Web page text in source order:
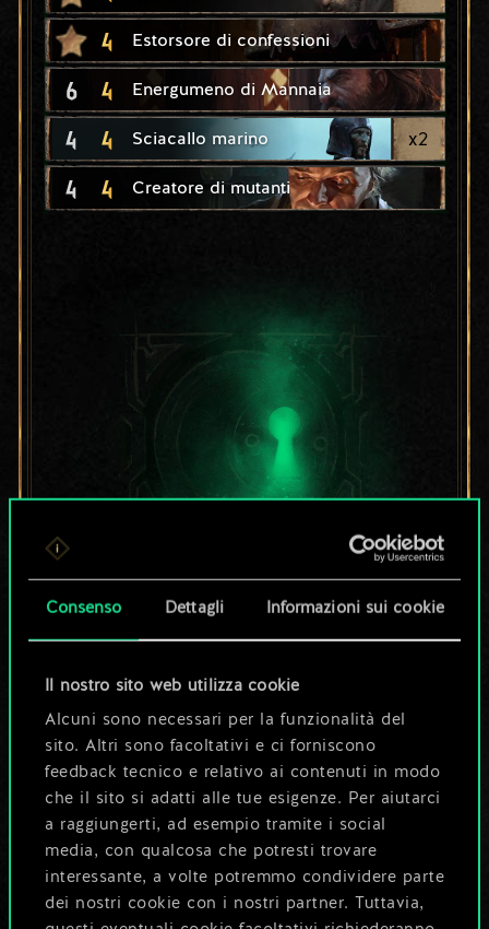
Consenso Dettagli Informazioni sui cookie
Il nostro sito web utilizza cookie
Alcuni sono necessari per la funzionalità del
sito. Altri sono facoltativi e ci forniscono
feedback tecnico e relativo ai contenuti in modo
che il sito si adatti alle tue esigenze. Per aiutarci
a raggiungerti, ad esempio tramite i social
media, con qualcosa che potresti trovare
interessante, a volte potremmo condividere parte
dei nostri cookie con i nostri partner. Tuttavia,
4 Estorsore di confessioni
6 4 Energumeno di Mannaia
4 4 Sciacallo marino x2
4 4 Creatore di mutanti
Per ora, è solo un
condiviso.
Ma può diventare
molto altro!
Dai un nome al mazzo e crea una
guida